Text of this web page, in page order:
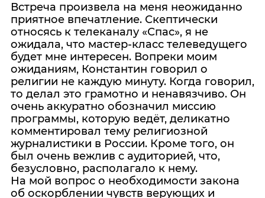
Встреча произвела на меня неожиданно
приятное впечатление. Скептически
относясь к телеканалу «Спас», я не
ожидала, что мастер-класс телеведущего
будет мне интересен. Вопреки моим
ожиданиям, Константин говорил о
религии не каждую минуту. Когда говорил,
то делал это грамотно и ненавязчиво. Он
очень аккуратно обозначил миссию
программы, которую ведёт, деликатно
комментировал тему религиозной
журналистики в России. Кроме того, он
был очень вежлив с аудиторией, что,
безусловно, располагало к нему.
На мой вопрос о необходимости закона
об оскорблении чувств верующих и